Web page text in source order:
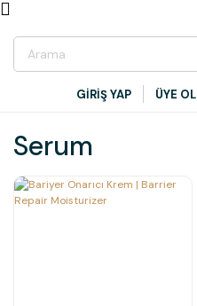
GİRİŞ YAP ÜYE OL
Serum